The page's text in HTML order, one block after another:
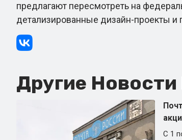
предлагают пересмотреть на
детализированные дизайн-проекты
Другие
С 1